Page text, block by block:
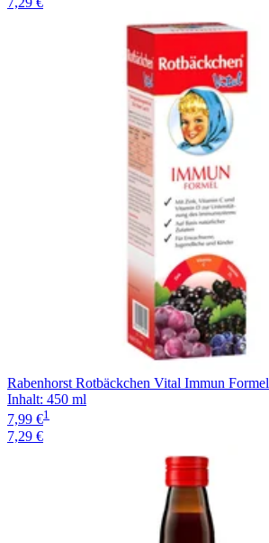
Rabenhorst Rotbäckchen Vital Immun Formel
Inhalt: 450 ml
7,99 €1
7,29 €